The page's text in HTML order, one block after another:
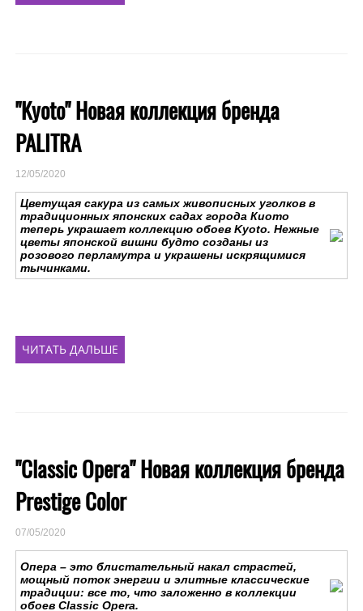
"Kyoto" Новая коллекция бренда
PALITRA
12/05/2020
Цветущая сакура из самых живописных уголков в
традиционных японских садах города Киото
теперь украшает коллекцию обоев Kyoto. Нежные
цветы японской вишни будто созданы из
розового перламутра и украшены искрящимися
тычинками.
ЧИТАТЬ ДАЛЬШЕ
"Classic Opera" Новая коллекция бренда
Prestige Color
07/05/2020
Опера – это блистательный накал страстей,
мощный поток энергии и элитные классические
традиции: все то, что заложенно в коллекции
обоев Classic Opera.